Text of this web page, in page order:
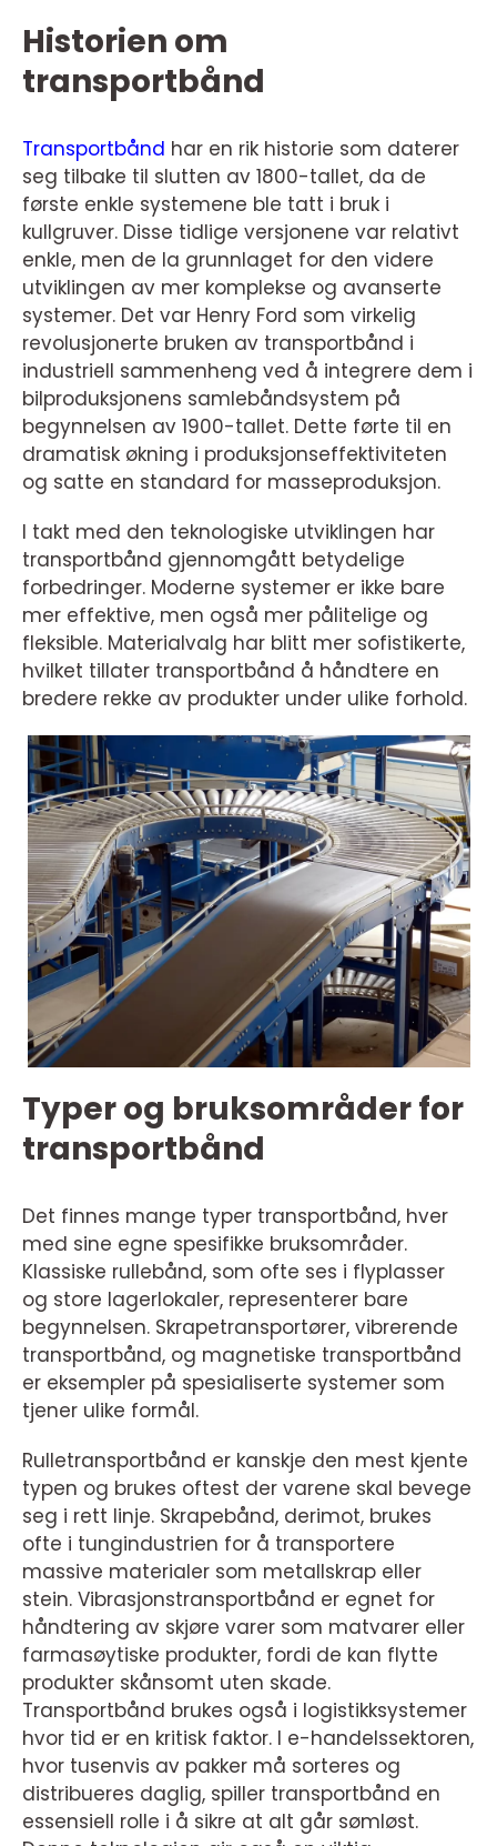
Historien om
transportbånd
Transportbånd har en rik historie som daterer
seg tilbake til slutten av 1800-tallet, da de
første enkle systemene ble tatt i bruk i
kullgruver. Disse tidlige versjonene var relativt
enkle, men de la grunnlaget for den videre
utviklingen av mer komplekse og avanserte
systemer. Det var Henry Ford som virkelig
revolusjonerte bruken av transportbånd i
industriell sammenheng ved å integrere dem i
bilproduksjonens samlebåndsystem på
begynnelsen av 1900-tallet. Dette førte til en
dramatisk økning i produksjonseffektiviteten
og satte en standard for masseproduksjon.
I takt med den teknologiske utviklingen har
transportbånd gjennomgått betydelige
forbedringer. Moderne systemer er ikke bare
mer effektive, men også mer pålitelige og
fleksible. Materialvalg har blitt mer sofistikerte,
hvilket tillater transportbånd å håndtere en
bredere rekke av produkter under ulike forhold.
Typer og bruksområder for
transportbånd
Det finnes mange typer transportbånd, hver
med sine egne spesifikke bruksområder.
Klassiske rullebånd, som ofte ses i flyplasser
og store lagerlokaler, representerer bare
begynnelsen. Skrapetransportører, vibrerende
transportbånd, og magnetiske transportbånd
er eksempler på spesialiserte systemer som
tjener ulike formål.
Rulletransportbånd er kanskje den mest kjente
typen og brukes oftest der varene skal bevege
seg i rett linje. Skrapebånd, derimot, brukes
ofte i tungindustrien for å transportere
massive materialer som metallskrap eller
stein. Vibrasjonstransportbånd er egnet for
håndtering av skjøre varer som matvarer eller
farmasøytiske produkter, fordi de kan flytte
produkter skånsomt uten skade.
Transportbånd brukes også i logistikksystemer
hvor tid er en kritisk faktor. I e-handelssektoren,
hvor tusenvis av pakker må sorteres og
distribueres daglig, spiller transportbånd en
essensiell rolle i å sikre at alt går sømløst.